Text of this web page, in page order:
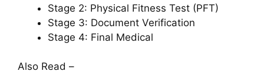
Stage 2: Physical Fitness Test (PFT)
Stage 3: Document Verification
Stage 4: Final Medical
Also Read –